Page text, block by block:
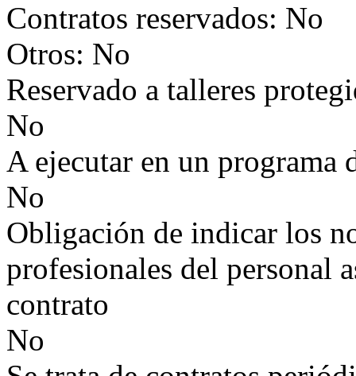
Contratos reservados: No
Otros: No
Reservado a talleres
No
A ejecutar en un programa
No
Obligación de indicar los
profesionales del personal
contrato
No